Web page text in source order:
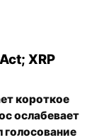
XRP
короткое
ослабевает